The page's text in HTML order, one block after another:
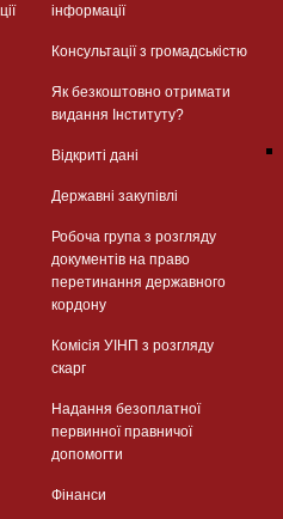
інформації
Консультації з громадськістю
Як безкоштовно отримати
видання Інституту?
Відкриті дані
Державні закупівлі
Робоча група з розгляду
документів на право
перетинання державного
кордону
Комісія УІНП з розгляду
скарг
Надання безоплатної
первинної правничої
допомогти
Фінанси